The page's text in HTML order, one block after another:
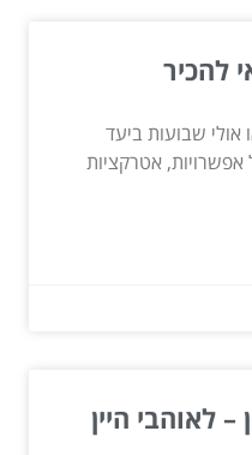
להכיר
אולי שבועות ביעד
אטרקציות
– לאוהבי היין